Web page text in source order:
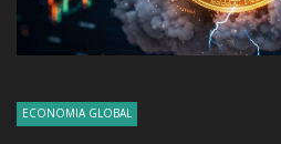
ECONOMIA GLOBAL